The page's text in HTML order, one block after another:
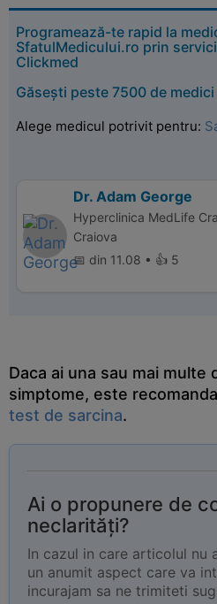
Programează-te rapid la
SfatulMedicului.ro prin
Clickmed
Găsești peste 7500 de
Alege medicul potrivit pentru:
Dr. Adam George
Hyperclinica MedLife
Craiova
📅 din 11.08 • 👍 5
Daca ai una sau mai multe
simptome, este
test de sarcina.
Ai o propunere de
neclarități?
In cazul in care articolul nu
un anumit aspect care va
incurajam sa ne trimiteti